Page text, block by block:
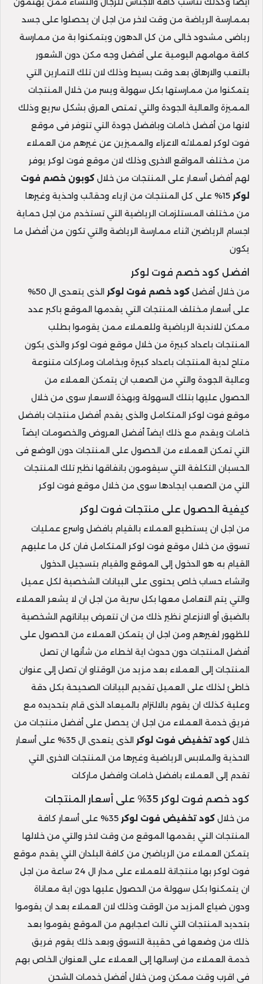
بممارسة الرياضة من وقت لاخر من اجل ان يحصلوا على جسد
رياضى مشدود خالى من كل الدهون ويتمكنوا بة من ممارسة
كافة مهامهم اليومية على أفضل وجه مكن دون الشعور
بالتعب والارهاق بعد وقت بسيط وذلك لان تلك التمارين التي
يتمكنوا من ممارستها بكل سهولة ويسر من خلال المنتجات
المميزة والعالية الجودة والتي تمتص العرق بشكل سريع وذلك
لانها من أفضل خامات وبافضل جودة التي تتوفر فى موقع
فوت لوكر لعملائه الاعزاء والمميزين عن غيرهم من العملاء
من مختلف المواقع الاخرى وذلك لان موقع فوت لوكر يوفر
لهم أفضل أسعار على المنتجات من خلال كوبون خصم فوت
لوكر
15% على كل المنتجات من ازياء وحقائب واحذية وغيرها
من مختلف المستلزمات الرياضية التي تستخدم من اجل حماية
اجسام الرياضين اثناء ممارسة الرياضة والتي تكون من أفضل ما
يكون
افضل كود خصم فوت لوكر
من خلال أفضل كود خصم فوت لوكر
الذى يتعدى ال 50%
على أسعار مختلف المنتجات التي يقدمها الموقع باكبر عدد
ممكن للاندية الرياضية وللعملاء ممن يقوموا بطلب
المنتجات باعداد كبيرة من خلال موقع فوت لوكر والذى يكون
متاح لدية المنتجات باعداد كبيرة وبخامات وماركات متنوعة
وعالية الجودة والتي من الصعب ان يتمكن العملاء من
الحصول عليها بتلك السهولة وبهذة الاسعار سوى من خلال
موقع فوت لوكر المتكامل والذى يقدم أفضل منتجات بافضل
خامات ويقدم مع ذلك ايضآ أفضل العروض والخصومات ايضآ
التي تمكن العملاء من الحصول على المنتجات دون الوضع فى
الحسبان التكلفة التي سيقومون بانفاقها نظير تلك المنتجات
التي من الصعب ايجادها سوى من خلال موقع فوت لوكر
كيفية الحصول على منتجات فوت لوكر
من اجل ان يستطيع العملاء بالقيام بافضل واسرع عمليات
تسوق من خلال موقع فوت لوكر المتكامل فان كل ما عليهم
القيام به هو الدخول إلى الموقع والقيام بتسجيل الدخول
وانشاء حساب خاص يحتوى على البيانات الشخصية لكل عميل
والتي يتم التعامل معها بكل سرية من اجل ان لا يشعر العملاء
بالضيق أو الانزعاج نظير ذلك من ان تتعرض بياناتهم الشخصية
للظهور لغيرهم ومن اجل ان يتمكن العملاء من الحصول على
أفضل المنتجات دون حدوث اية اخطاء من شأنها ان تصل
المنتجات إلى العملاء بعد مزيد من الوقتاو ان تصل إلى عنوان
خاطئ لذلك على العميل تقديم البيانات الصحيحة بكل دقة
وعلية كذلك ان يقوم بالالتزام بالميعاد الذى قام بتحديده مع
فريق خدمة العملاء من اجل ان يحصل على أفضل منتجات من
خلال كود تخفيض فوت لوكر
الذى يتعدى ال 35% على أسعار
الاحذية والملابس الرياضية وغيرها من المنتجات الاخرى التي
تقدم إلى العملاء بافضل خامات وافضل ماركات
كود خصم فوت لوكر 35% على أسعار المنتجات
من خلال كود تخفيض فوت لوكر
35% على أسعار كافة
المنتجات التي يقدمها الموقع من وقت لاخر والتي من خلالها
يتمكن العملاء من الرياضين من كافة البلدان التي يقدم موقع
فوت لوكر بها منتجاتة للعملاء على مدار ال 24 ساعة من اجل
ان يتمكنوا بكل سهولة من الحصول عليها دون اية معاناة
ودون ضياع المزيد من الوقت وذلك لان العملاء بعد ان يقوموا
بتحديد المنتجات التي نالت اعجابهم من الموقع يقوموا بعد
ذلك من وضعها فى حقيبة التسوق وبعد ذلك يقوم فريق
خدمة العملاء من ارسالها إلى العملاء على العنوان الخاص بهم
فى اقرب وقت ممكن ومن خلال أفضل خدمات الشحن